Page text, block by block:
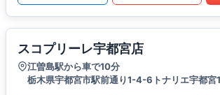
スコプリーレ宇都宮店
江曽島駅から車で10分
栃木県宇都宮市駅前通り1-4-6トナリエ宇都宮